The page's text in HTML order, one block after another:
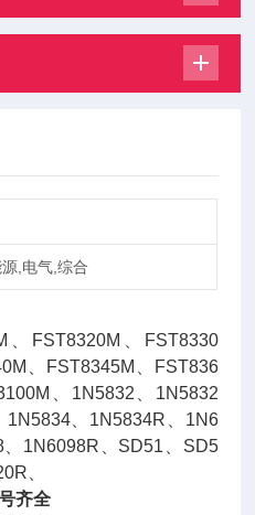
,电气,综合
、FST8320M、FST8330
、FST8345M、FST836
、1N5832、1N5832
、1N5834R、1N6
1N6098R、SD51、SD5
、
齐全